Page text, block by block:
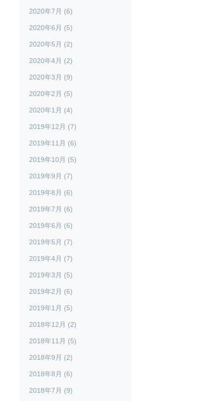
2020年7月 (6)
2020年6月 (5)
2020年5月 (2)
2020年4月 (2)
2020年3月 (9)
2020年2月 (5)
2020年1月 (4)
2019年12月 (7)
2019年11月 (6)
2019年10月 (5)
2019年9月 (7)
2019年8月 (6)
2019年7月 (6)
2019年6月 (6)
2019年5月 (7)
2019年4月 (7)
2019年3月 (5)
2019年2月 (6)
2019年1月 (5)
2018年12月 (2)
2018年11月 (5)
2018年9月 (2)
2018年8月 (6)
2018年7月 (9)